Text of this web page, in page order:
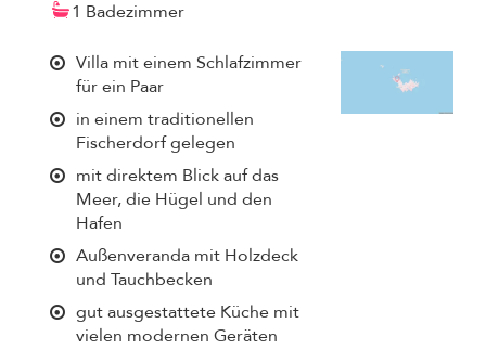
1 Badezimmer
Villa mit einem Schlafzimmer
für ein Paar
in einem traditionellen
Fischerdorf gelegen
mit direktem Blick auf das
Meer, die Hügel und den
Hafen
Außenveranda mit Holzdeck
und Tauchbecken
gut ausgestattete Küche mit
vielen modernen Geräten